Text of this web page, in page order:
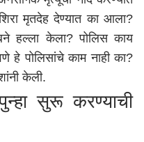
मृतदेह देण्यात का आला?
हल्ला केला? पोलिस काय
हे पोलिसांचे काम नाही का?
केली.
सुरू करण्याची